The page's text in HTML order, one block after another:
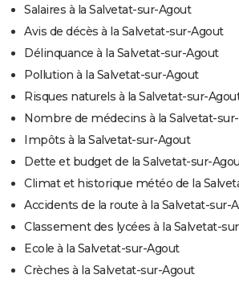
Salaires à la Salvetat-sur-Agout
Avis de décès à la Salvetat-sur-Agout
Délinquance à la Salvetat-sur-Agout
Pollution à la Salvetat-sur-Agout
Risques naturels à la Salvetat-sur-
Nombre de médecins à la Salvetat-
Impôts à la Salvetat-sur-Agout
Dette et budget de la Salvetat-sur-
Climat et historique météo de la
Accidents de la route à la Salvetat-sur-
Classement des lycées à la Salvetat-
Ecole à la Salvetat-sur-Agout
Crèches à la Salvetat-sur-Agout